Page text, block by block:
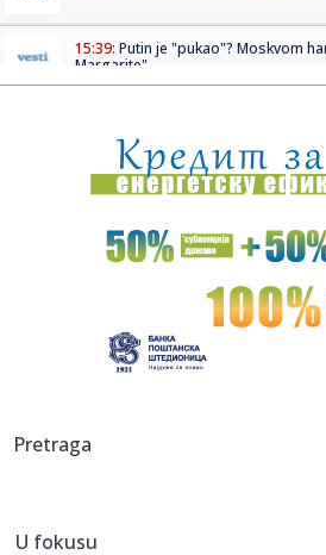
15:39: Putin je "pukao"? Moskvom
Margarite"
15:39:Uhapšen zbog krađe pet
ključev...
15:32:Engleski fudbaler u problemu
Žena Brusa Vilisa: Kada smo
15:32:Novi apel za štednju vode: Ne
Pretraga
U fokusu